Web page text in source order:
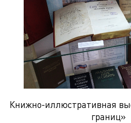
Книжно-иллюстративная
границ»